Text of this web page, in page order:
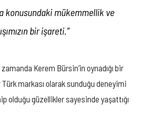
konusundaki mükemmellik ve
bir işareti.”
zamanda Kerem Bürsin’in oynadığı bir
markası olarak sunduğu deneyimi
olduğu güzellikler sayesinde yaşattığı